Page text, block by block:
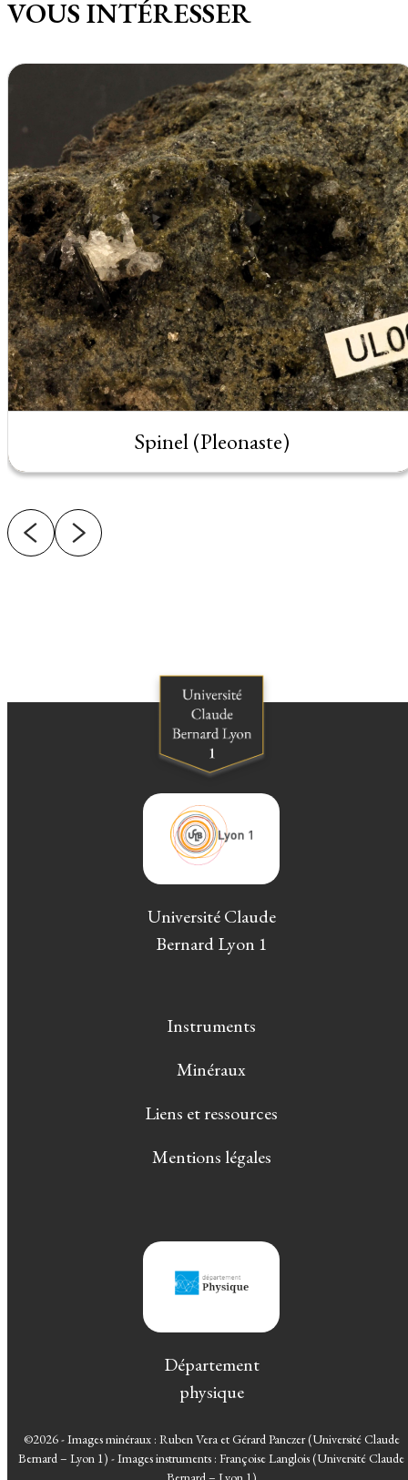
VOUS INTÉRESSER
Spinel (Pleonaste)
Université Claude
Bernard Lyon 1
Instruments
Minéraux
Liens et ressources
Mentions légales
Département
physique
©2026 - Images minéraux : Ruben Vera et Gérard Panczer (Université Claude
Bernard – Lyon 1) - Images instruments : Françoise Langlois (Université Claude